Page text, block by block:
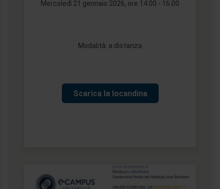
Mercoledì 21 gennaio 2026, ore 14.00 - 16.00
Modalità: a distanza
Scarica la locandina